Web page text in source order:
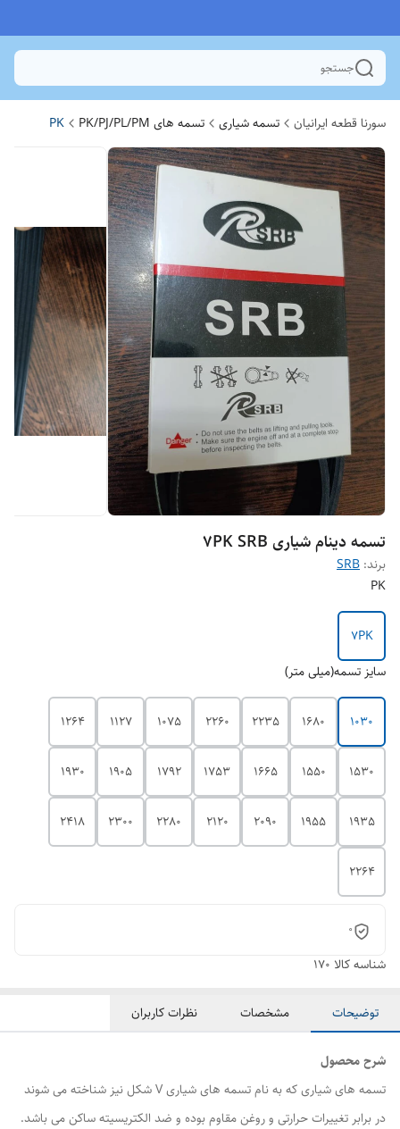
جستجو
سورنا قطعه ایرانیان تسمه شیاری تسمه های PK/PJ/PL/PM PK
تسمه دینام شیاری 7PK SRB
برند: SRB
PK
7PK
سایز تسمه(میلی متر)
1030
1680
2235
2260
1075
1127
1264
1530
1550
1665
1753
1792
1905
1930
1935
1955
2090
2120
2280
2300
2418
2264
0
شناسه کالا 170
توضیحات مشخصات نظرات کاربران
شرح محصول
تسمه های شیاری که به نام تسمه های شیاری V شکل نیز شناخته می شوند
در برابر تغییرات حرارتی و روغن مقاوم بوده و ضد الکتریسیته ساکن می باشد.